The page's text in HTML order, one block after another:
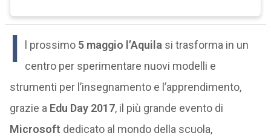
I l prossimo 5 maggio l’Aquila si trasforma in un
centro per sperimentare nuovi modelli e
strumenti per l’insegnamento e l’apprendimento,
grazie a Edu Day 2017, il più grande evento di
Microsoft dedicato al mondo della scuola,